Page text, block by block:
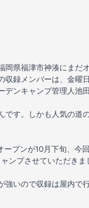
岡県福津市神湊にまだ
収録メンバーは、金曜
ンキャンプ管理人池
です。しかも人気の道
ープンが10月下旬、
ンプさせていただき
強いので収録は屋内で